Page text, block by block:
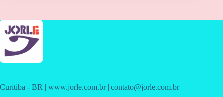
Curitiba - BR | www.jorle.com.br | contato@jorle.com.br